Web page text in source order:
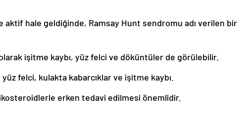
aktif hale geldiğinde, Ramsay Hunt sendromu adı verilen bir
işitme kaybı, yüz felci ve döküntüler de görülebilir.
felci, kulakta kabarcıklar ve işitme kaybı.
erken tedavi edilmesi önemlidir.